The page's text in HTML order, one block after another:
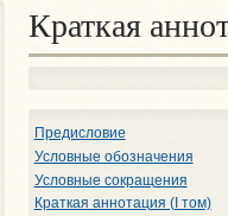
Краткая
Предисловие
Условные обозначения
Условные сокращения
Краткая аннотация (I том)